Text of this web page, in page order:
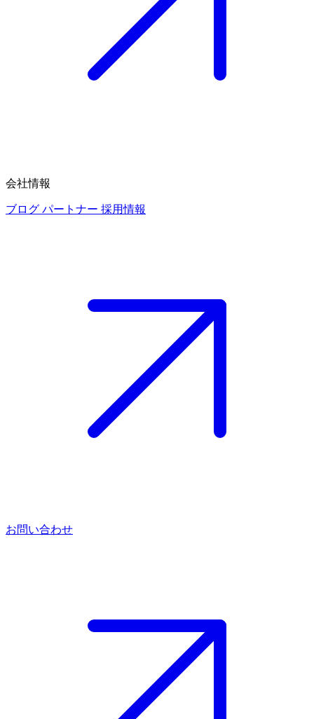
会社情報
ブログ パートナー 採用情報
お問い合わせ